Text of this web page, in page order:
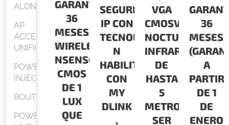
ALONE
AP
ACCESPOINT
UNIFICADO
POWER
INJECTOR
ROUTER
POWER
GARANTÍA:
36
MESES.CONECTIVIDAD
WIRELESS
NSENSOR
CMOS
DE 1
LUX
QUE
SEGURIDAD
IP CON
TECNOLOGIA
N
HABILITADA
CON
MY
DLINK
,
VGA
CMOSVISIÓN
NOCTURNA
INFRARROJA
DE
HASTA
5
METROSPUEDE
SER
36
MESES.
A
PARTIR
DE 1
DE
ENERO